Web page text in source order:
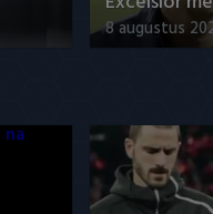
8 augustus